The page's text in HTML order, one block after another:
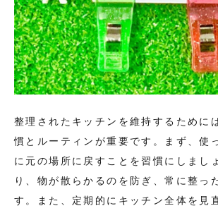
整理されたキッチンを維持するために
慣とルーティンが重要です。まず、使
に元の場所に戻すことを習慣にしまし
り、物が散らかるのを防ぎ、常に整っ
す。また、定期的にキッチン全体を見